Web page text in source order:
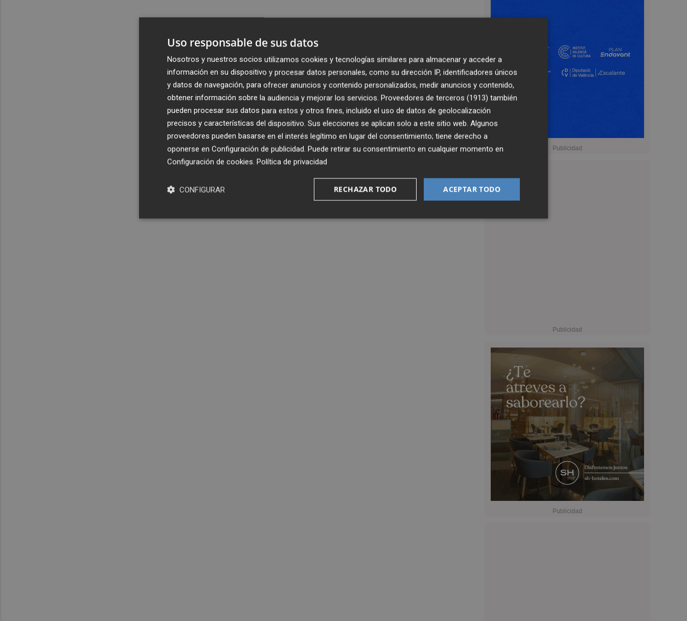
Uso responsable de sus datos
Nosotros y nuestros socios utilizamos cookies y tecnologías similares para almacenar y acceder a
información en su dispositivo y procesar datos personales, como su dirección IP, identificadores únicos
y datos de navegación, para ofrecer anuncios y contenido personalizados, medir anuncios y contenido,
obtener información sobre la audiencia y mejorar los servicios. Proveedores de terceros (1913) también
pueden procesar sus datos para estos y otros fines, incluido el uso de datos de geolocalización
precisos y características del dispositivo. Sus elecciones se aplican solo a este sitio web. Algunos
proveedores pueden basarse en el interés legítimo en lugar del consentimiento; tiene derecho a
oponerse en Configuración de publicidad. Puede retirar su consentimiento en cualquier momento en
Configuración de cookies. Política de privacidad
ACEPTAR TODO
RECHAZAR TODO
CONFIGURAR